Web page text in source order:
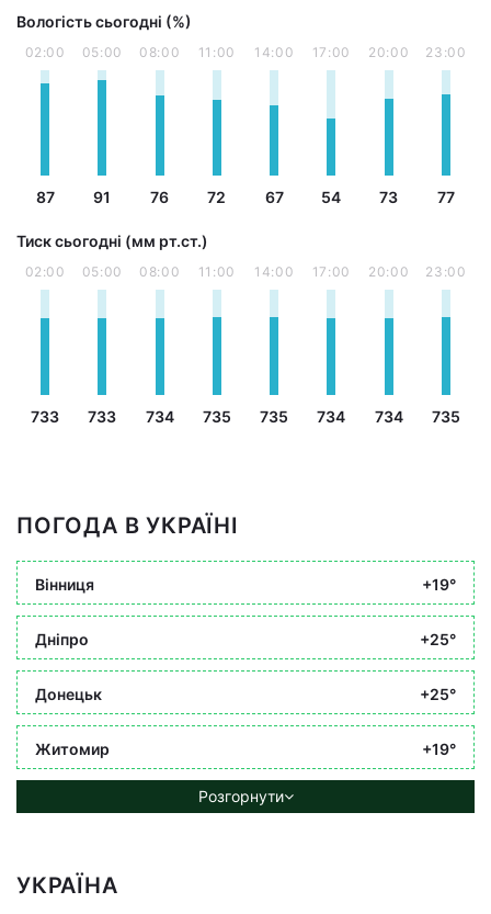
Вологість сьогодні (%)
02:00
87
05:00
91
08:00
76
11:00
72
14:00
67
17:00
54
20:00
73
23:00
77
Тиск сьогодні (мм рт.ст.)
02:00
733
05:00
733
08:00
734
11:00
735
14:00
735
17:00
734
20:00
734
23:00
735
ПОГОДА В УКРАЇНІ
Вінниця +19°
Дніпро +25°
Донецьк +25°
Житомир +19°
Розгорнути
УКРАЇНА